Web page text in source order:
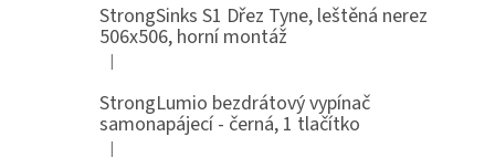
StrongSinks S1 Dřez Tyne, leštěná nerez
506x506, horní montáž
Hodnocení produktu je 5 z 5 hvězdiček.
|
StrongLumio bezdrátový vypínač
samonapájecí - černá, 1 tlačítko
Hodnocení produktu je 4 z 5 hvězdiček.
|